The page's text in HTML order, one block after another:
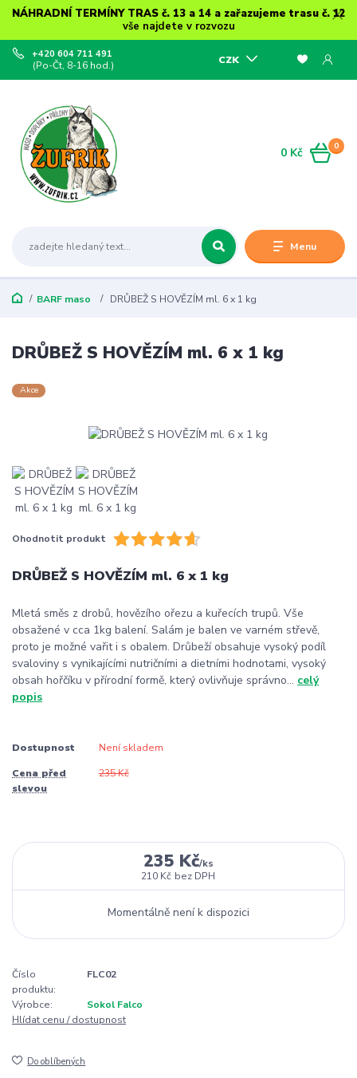
NÁHRADNÍ TERMÍNY TRAS č. 13 a 14 a zařazujeme trasu č. 12
vše najdete v rozvozu
Menu
CZK
+420 604 711 491
(Po-Čt, 8-16 hod.)
0
0 Kč
BARF maso DRŮBEŽ S HOVĚZÍM ml. 6 x 1 kg
DRŮBEŽ S HOVĚZÍM ml. 6 x 1 kg
Akce
Ohodnotit produkt
DRŮBEŽ S HOVĚZÍM ml. 6 x 1 kg
Mletá směs z drobů, hovězího ořezu a kuřecích trupů. Vše
obsažené v cca 1kg balení. Salám je balen ve varném střevě,
proto je možné vařit i s obalem. Drůbeží obsahuje vysoký podíl
svaloviny s vynikajícími nutričními a dietními hodnotami, vysoký
obsah hořčíku v přírodní formě, který ovlivňuje správno... celý
popis
Dostupnost Není skladem
Cena před
slevou
235 Kč
235 Kč/ks
210 Kč bez DPH
Momentálně není k dispozici
Číslo
produktu:
FLC02
Výrobce:
Sokol Falco
Hlídat cenu / dostupnost
Do oblíbených